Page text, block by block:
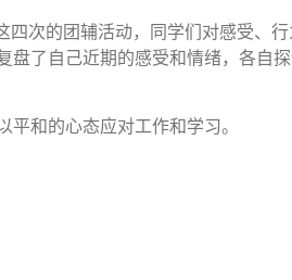
次的团辅活动，同学们对感受、行
了自己近期的感受和情绪，各自
和的心态应对工作和学习。